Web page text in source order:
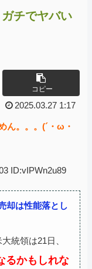
ガチでヤバい
コピー
2025.03.27 1:17
ん。。。(´・ω・
ID:vIPWn2u89
却は性能落とし
統領は21日、
るかもしれな